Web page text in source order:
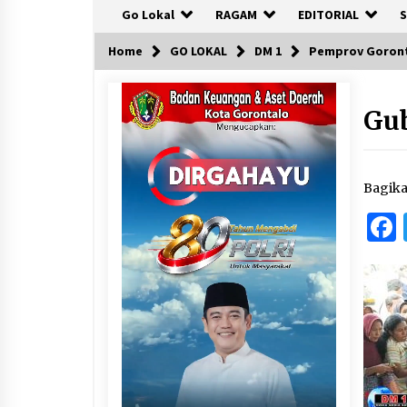
Go Lokal RAGAM EDITORIAL
Home GO LOKAL DM 1 Pemprov